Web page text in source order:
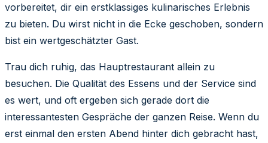
vorbereitet, dir ein erstklassiges kulinarisches Erlebnis
zu bieten. Du wirst nicht in die Ecke geschoben, sondern
bist ein wertgeschätzter Gast.
Trau dich ruhig, das Hauptrestaurant allein zu
besuchen. Die Qualität des Essens und der Service sind
es wert, und oft ergeben sich gerade dort die
interessantesten Gespräche der ganzen Reise. Wenn du
erst einmal den ersten Abend hinter dich gebracht hast,